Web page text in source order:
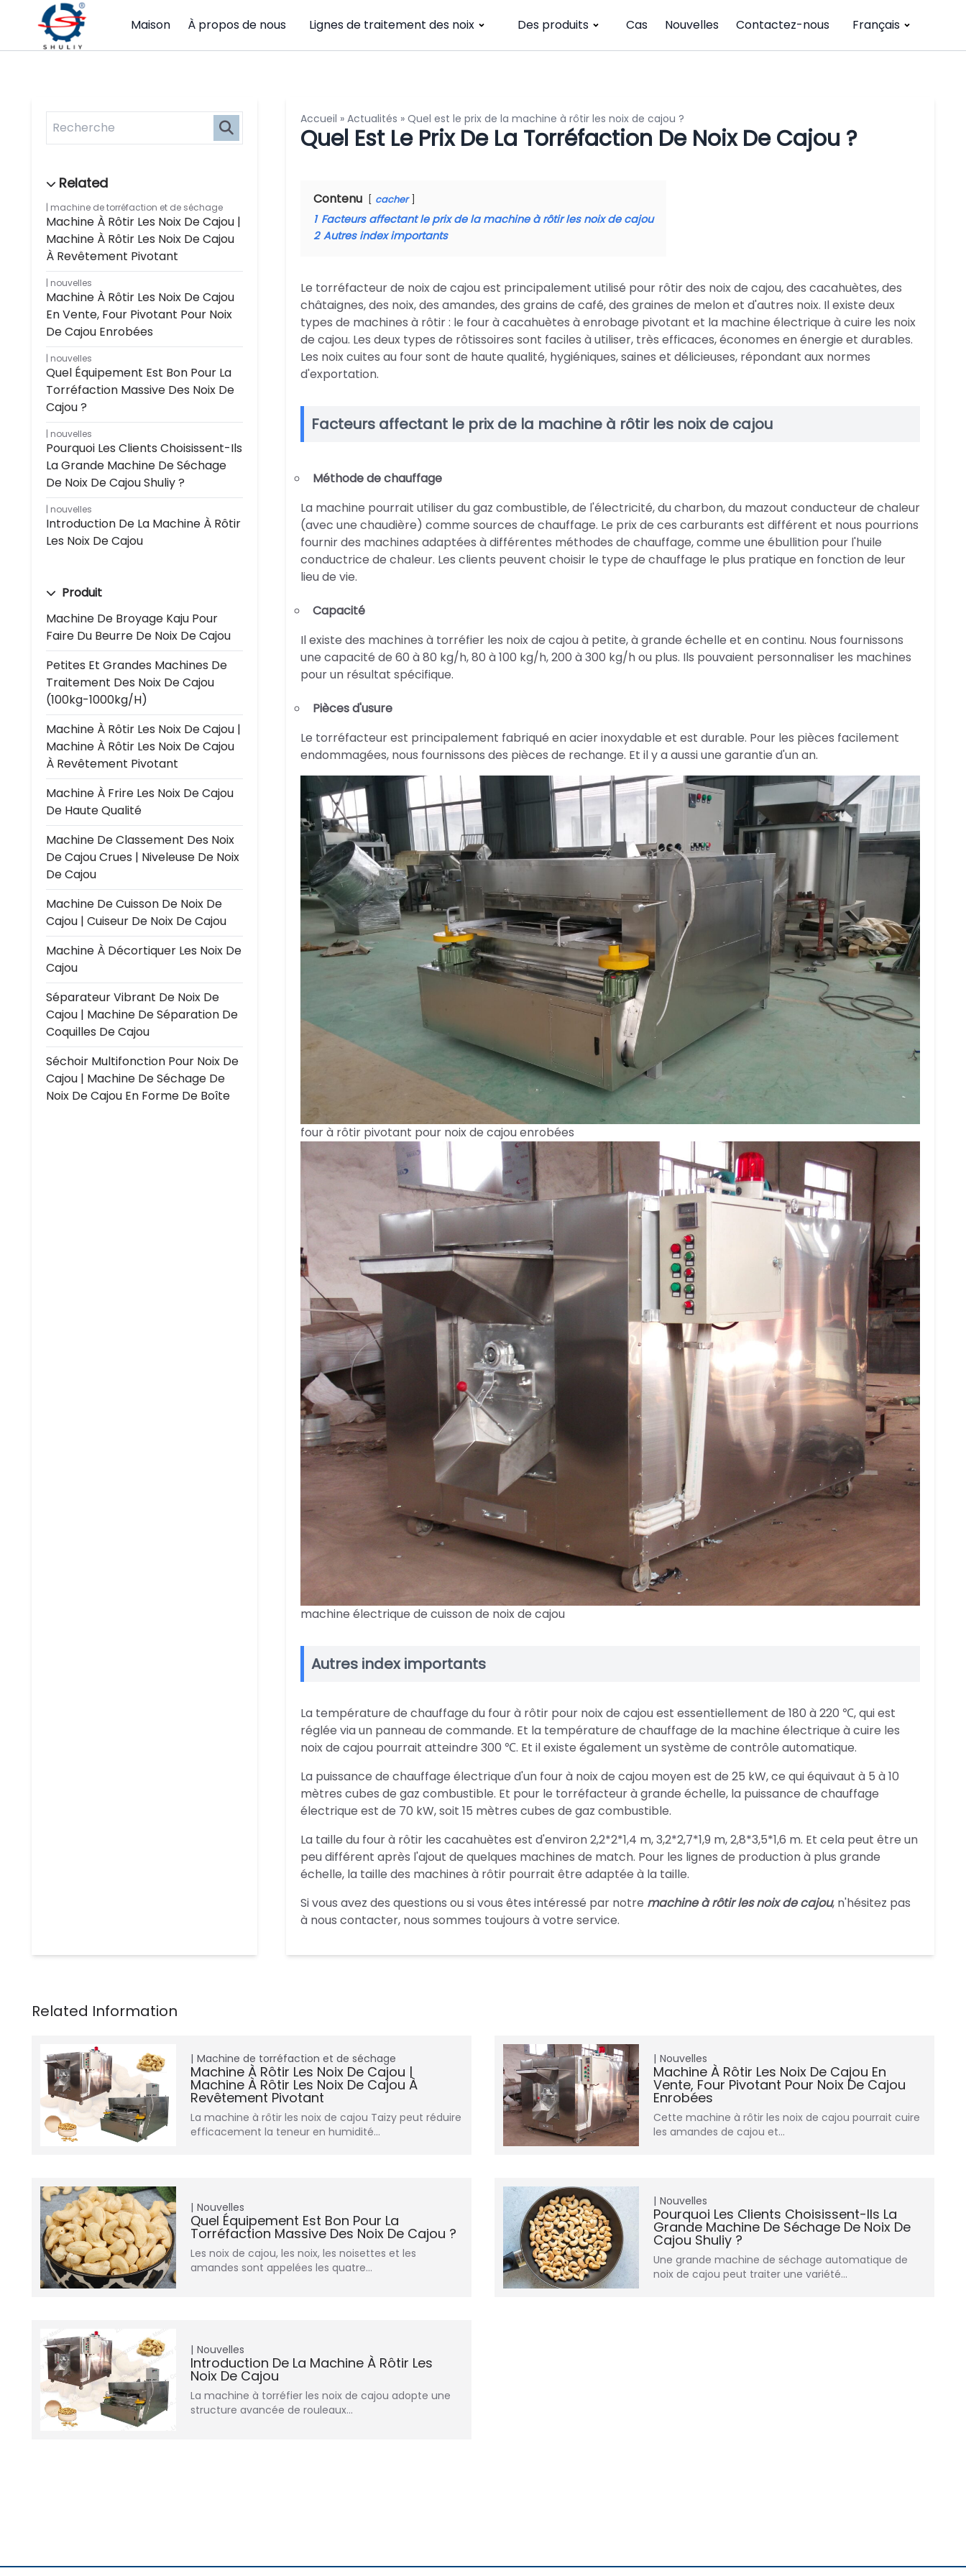
Maison À propos de nous Lignes de traitement des noix Des produits Cas Nouvelles Contactez-nous Français
machine de torréfaction et de séchage
Machine À Rôtir Les Noix De Cajou |
Machine À Rôtir Les Noix De Cajou
À Revêtement Pivotant
nouvelles
Machine À Rôtir Les Noix De Cajou
En Vente, Four Pivotant Pour Noix
De Cajou Enrobées
nouvelles
Quel Équipement Est Bon Pour La
Torréfaction Massive Des Noix De
Cajou ?
nouvelles
Pourquoi Les Clients Choisissent-Ils
La Grande Machine De Séchage
De Noix De Cajou Shuliy ?
nouvelles
Introduction De La Machine À Rôtir
Les Noix De Cajou
Produit
Machine De Broyage Kaju Pour
Faire Du Beurre De Noix De Cajou
Petites Et Grandes Machines De
Traitement Des Noix De Cajou
(100kg-1000kg/h)
Machine À Rôtir Les Noix De Cajou |
Machine À Rôtir Les Noix De Cajou
À Revêtement Pivotant
Machine À Frire Les Noix De Cajou
De Haute Qualité
Machine De Classement Des Noix
De Cajou Crues | Niveleuse De Noix
De Cajou
Machine De Cuisson De Noix De
Cajou | Cuiseur De Noix De Cajou
Machine À Décortiquer Les Noix De
Cajou
Séparateur Vibrant De Noix De
Cajou | Machine De Séparation De
Coquilles De Cajou
Séchoir Multifonction Pour Noix De
Cajou | Machine De Séchage De
Noix De Cajou En Forme De Boîte
Accueil » Actualités » Quel est le prix de la machine à rôtir les noix de cajou ?
Quel Est Le Prix De La Torréfaction De Noix De Cajou ?
Contenu cacher
1 Facteurs affectant le prix de la machine à rôtir les noix de cajou
2 Autres index importants
Le torréfacteur de noix de cajou est principalement utilisé pour rôtir des noix de cajou, des cacahuètes, des
châtaignes, des noix, des amandes, des grains de café, des graines de melon et d'autres noix. Il existe deux
types de machines à rôtir : le four à cacahuètes à enrobage pivotant et la machine électrique à cuire les noix
de cajou. Les deux types de rôtissoires sont faciles à utiliser, très efficaces, économes en énergie et durables.
Les noix cuites au four sont de haute qualité, hygiéniques, saines et délicieuses, répondant aux normes
d'exportation.
Facteurs affectant le prix de la machine à rôtir les noix de cajou
Méthode de chauffage
La machine pourrait utiliser du gaz combustible, de l'électricité, du charbon, du mazout conducteur de chaleur
(avec une chaudière) comme sources de chauffage. Le prix de ces carburants est différent et nous pourrions
fournir des machines adaptées à différentes méthodes de chauffage, comme une ébullition pour l'huile
conductrice de chaleur. Les clients peuvent choisir le type de chauffage le plus pratique en fonction de leur
lieu de vie.
Capacité
Il existe des machines à torréfier les noix de cajou à petite, à grande échelle et en continu. Nous fournissons
une capacité de 60 à 80 kg/h, 80 à 100 kg/h, 200 à 300 kg/h ou plus. Ils pouvaient personnaliser les machines
pour un résultat spécifique.
Pièces d'usure
Le torréfacteur est principalement fabriqué en acier inoxydable et est durable. Pour les pièces facilement
endommagées, nous fournissons des pièces de rechange. Et il y a aussi une garantie d'un an.
four à rôtir pivotant pour noix de cajou enrobées
machine électrique de cuisson de noix de cajou
Autres index importants
La température de chauffage du four à rôtir pour noix de cajou est essentiellement de 180 à 220 ℃, qui est
réglée via un panneau de commande. Et la température de chauffage de la machine électrique à cuire les
noix de cajou pourrait atteindre 300 ℃. Et il existe également un système de contrôle automatique.
La puissance de chauffage électrique d'un four à noix de cajou moyen est de 25 kW, ce qui équivaut à 5 à 10
mètres cubes de gaz combustible. Et pour le torréfacteur à grande échelle, la puissance de chauffage
électrique est de 70 kW, soit 15 mètres cubes de gaz combustible.
La taille du four à rôtir les cacahuètes est d'environ 2,2*2*1,4 m, 3,2*2,7*1,9 m, 2,8*3,5*1,6 m. Et cela peut être un
peu différent après l'ajout de quelques machines de match. Pour les lignes de production à plus grande
échelle, la taille des machines à rôtir pourrait être adaptée à la taille.
Si vous avez des questions ou si vous êtes intéressé par notre machine à rôtir les noix de cajou, n'hésitez pas
à nous contacter, nous sommes toujours à votre service.
Machine de torréfaction et de séchage
Machine À Rôtir Les Noix De Cajou |
Machine À Rôtir Les Noix De Cajou À
Revêtement Pivotant
La machine à rôtir les noix de cajou Taizy peut réduire
efficacement la teneur en humidité…
Nouvelles
Machine À Rôtir Les Noix De Cajou En
Vente, Four Pivotant Pour Noix De Cajou
Enrobées
Cette machine à rôtir les noix de cajou pourrait cuire
les amandes de cajou et…
Nouvelles
Quel Équipement Est Bon Pour La
Torréfaction Massive Des Noix De Cajou ?
Les noix de cajou, les noix, les noisettes et les
amandes sont appelées les quatre…
Nouvelles
Pourquoi Les Clients Choisissent-Ils La
Grande Machine De Séchage De Noix De
Cajou Shuliy ?
Une grande machine de séchage automatique de
noix de cajou peut traiter une variété…
Nouvelles
Introduction De La Machine À Rôtir Les
Noix De Cajou
La machine à torréfier les noix de cajou adopte une
structure avancée de rouleaux…